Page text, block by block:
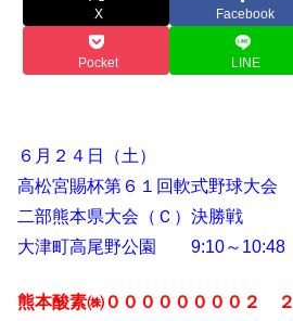
X Facebook
Pocket LINE
６月２４日（土）
高松宮賜杯第６１回軟式野球大会
二部熊本県大会（Ｃ）決勝戦
大津町高尾野公園 9:10～10:48
熊本酸素㈱００００００００２ ２